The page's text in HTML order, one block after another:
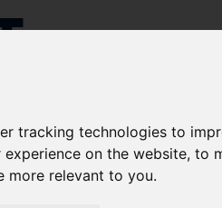
tracking technologies to
on the website,to
more relevant to you.